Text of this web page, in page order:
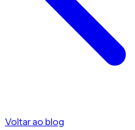
Voltar ao blog